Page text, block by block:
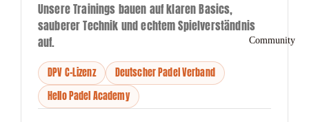
Community
Unsere Trainings bauen auf klaren Basics,
sauberer Technik und echtem Spielverständnis
auf.
DPV C-Lizenz
Deutscher Padel Verband
Hello Padel Academy